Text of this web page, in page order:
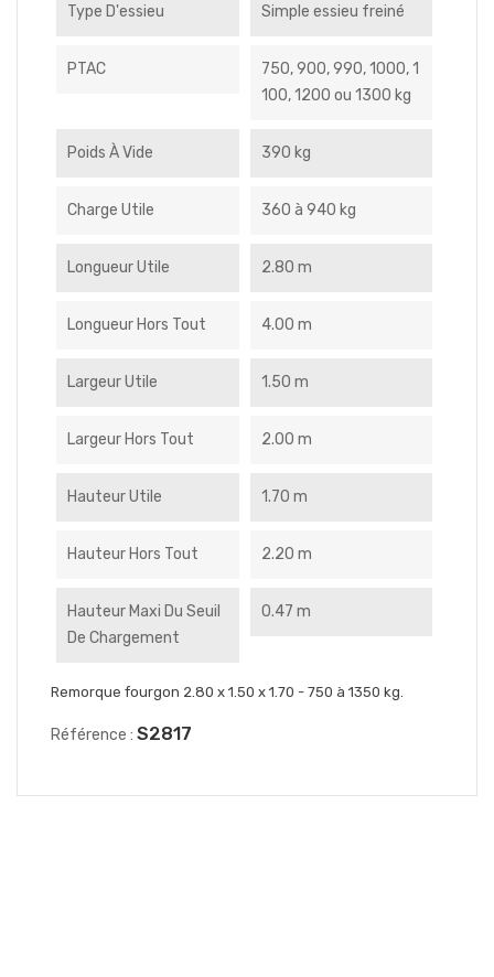
Type D'essieu Simple essieu freiné
PTAC
750, 900, 990, 1000, 1
100, 1200 ou 1300 kg
Poids À Vide 390 kg
Charge Utile 360 à 940 kg
Longueur Utile 2.80 m
Longueur Hors Tout 4.00 m
Largeur Utile 1.50 m
Largeur Hors Tout 2.00 m
Hauteur Utile 1.70 m
Hauteur Hors Tout 2.20 m
Hauteur Maxi Du Seuil
De Chargement
0.47 m
Remorque fourgon 2.80 x 1.50 x 1.70 - 750 à 1350 kg.
Référence : S2817